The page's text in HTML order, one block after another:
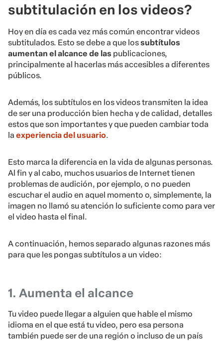
subtitulación en los videos?
Hoy en día es cada vez más común encontrar videos
subtitulados. Esto se debe a que lossubtítulos
aumentan el alcance de las publicaciones,
principalmente al hacerlas más accesibles a diferentes
públicos.
Además, los subtítulos en los videos transmiten la idea
de ser una producción bien hecha y de calidad, detalles
estos que son importantes y que pueden cambiar toda
la experiencia del usuario.
Esto marca la diferencia en la vida de algunas personas.
Al fin y al cabo, muchos usuarios de Internet tienen
problemas de audición, por ejemplo, o no pueden
escuchar el audio en aquel momento o, simplemente, la
imagen no llamó su atención lo suficiente como para ver
el video hasta el final.
A continuación, hemos separado algunas razones más
para que les pongas subtítulos a un video:
1. Aumenta el alcance
Tu video puede llegar a alguien que hable el mismo
idioma en el que está tu video, pero esa persona
también puede ser de una región o incluso de un país